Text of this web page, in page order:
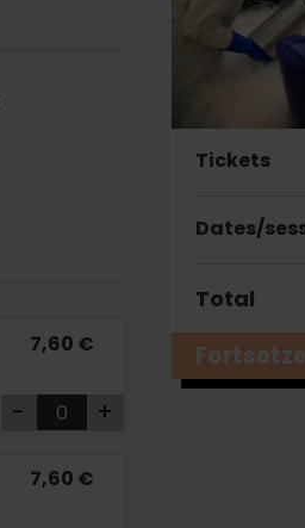
7,60 €
- +
7,60 €
Tickets
Dates/
Total